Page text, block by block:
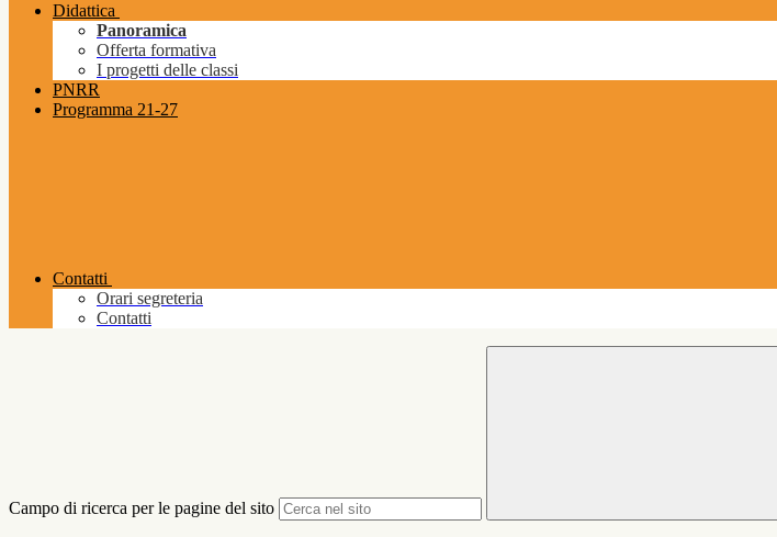
Didattica
Panoramica
Offerta formativa
I progetti delle classi
PNRR
Programma 21-27
Contatti
Orari segreteria
Contatti
Campo di ricerca per le pagine del sito